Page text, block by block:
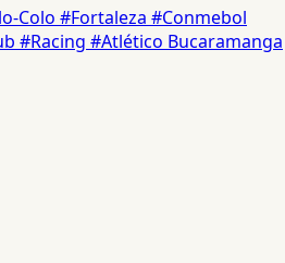
Colo #Fortaleza #Conmebol
#Racing #Atlético Bucaramanga